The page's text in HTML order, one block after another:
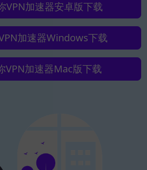
VPN加速器安卓版下载
加速器Windows下载
VPN加速器Mac版下载